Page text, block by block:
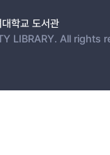
학교 도서관
LIBRARY. All rights